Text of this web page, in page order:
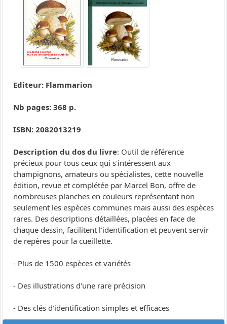
Editeur: Flammarion
Nb pages: 368 p.
ISBN: 2082013219
Description du dos du livre: Outil de référence
précieux pour tous ceux qui s'intéressent aux
champignons, amateurs ou spécialistes, cette nouvelle
édition, revue et complétée par Marcel Bon, offre de
nombreuses planches en couleurs représentant non
seulement les espèces communes mais aussi des espèces
rares. Des descriptions détaillées, placées en face de
chaque dessin, facilitent l'identification et peuvent servir
de repères pour la cueillette.
- Plus de 1500 espèces et variétés
- Des illustrations d'une rare précision
- Des clés d'identification simples et efficaces